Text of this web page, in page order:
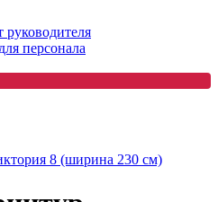
руководителя
персонала
8 (ширина 230 см)